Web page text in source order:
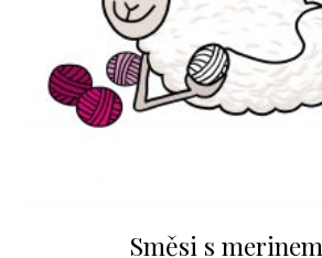
Směsi s merinem